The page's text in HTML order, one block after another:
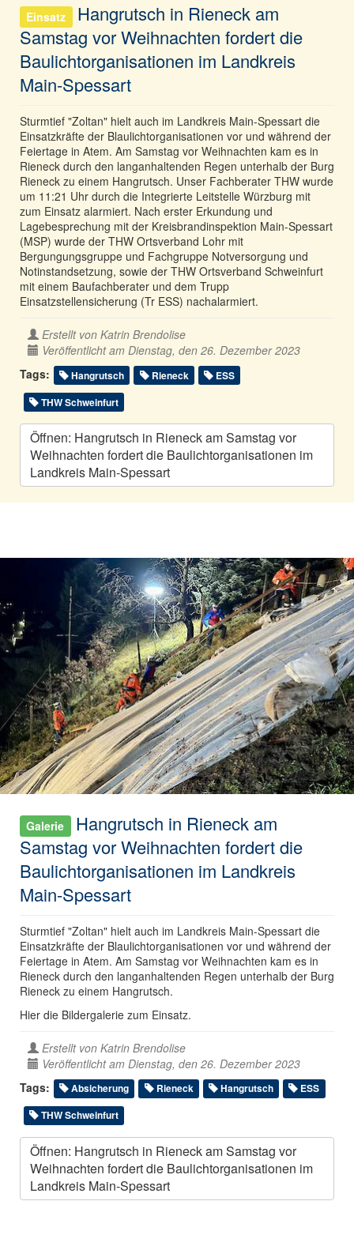
Einsatz
Hangrutsch in Rieneck am
Samstag vor Weihnachten fordert die
Baulichtorganisationen im Landkreis
Main-Spessart
Sturmtief "Zoltan" hielt auch im Landkreis Main-Spessart die
Einsatzkräfte der Blaulichtorganisationen vor und während der
Feiertage in Atem. Am Samstag vor Weihnachten kam es in
Rieneck durch den langanhaltenden Regen unterhalb der Burg
Rieneck zu einem Hangrutsch. Unser Fachberater THW wurde
um 11:21 Uhr durch die Integrierte Leitstelle Würzburg mit
zum Einsatz alarmiert. Nach erster Erkundung und
Lagebesprechung mit der Kreisbrandinspektion Main-Spessart
(MSP) wurde der THW Ortsverband Lohr mit
Bergungungsgruppe und Fachgruppe Notversorgung und
Notinstandsetzung, sowie der THW Ortsverband Schweinfurt
mit einem Baufachberater und dem Trupp
Einsatzstellensicherung (Tr ESS) nachalarmiert.
Erstellt von Katrin Brendolise
Veröffentlicht am Dienstag, den 26. Dezember 2023
Tags:
Hangrutsch Rieneck
ESS
THW Schweinfurt
Öffnen: Hangrutsch in Rieneck am Samstag vor
Weihnachten fordert die Baulichtorganisationen im
Landkreis Main-Spessart
Galerie
Hangrutsch in Rieneck am
Samstag vor Weihnachten fordert die
Baulichtorganisationen im Landkreis
Main-Spessart
Sturmtief "Zoltan" hielt auch im Landkreis Main-Spessart die
Einsatzkräfte der Blaulichtorganisationen vor und während der
Feiertage in Atem. Am Samstag vor Weihnachten kam es in
Rieneck durch den langanhaltenden Regen unterhalb der Burg
Rieneck zu einem Hangrutsch.
Hier die Bildergalerie zum Einsatz.
Erstellt von Katrin Brendolise
Veröffentlicht am Dienstag, den 26. Dezember 2023
Tags:
Absicherung Rieneck Hangrutsch
ESS
THW Schweinfurt
Öffnen: Hangrutsch in Rieneck am Samstag vor
Weihnachten fordert die Baulichtorganisationen im
Landkreis Main-Spessart